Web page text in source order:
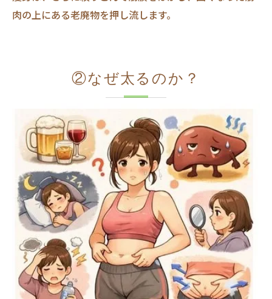
肉の上にある老廃物を押し流します。
②なぜ太るのか？